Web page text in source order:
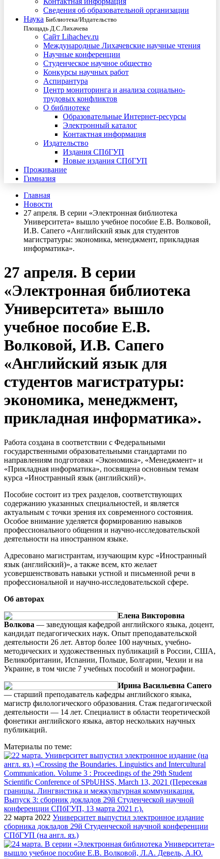
Сведения об образовательной организации
Наука Библиотека/Издательство
Площадь Д.С.Лихачева
Сайт Lihachev.ru
Международные Лихачевские научные чтения
Научные конференции
Студенческое научное общество
Конкурсы научных работ
Аспирантура
Центр мониторинга и анализа социально-
трудовых конфликтов
О библиотеке
Образовательные Интернет-ресурсы
Электронный каталог
Контактная информация
Издательство
Издания СПбГУП
Новые издания СПбГУП
Проживание
Гимназия
Главная
Новости
27 апреля. В серии «Электронная библиотека
Университета» вышло учебное пособие Е.В. Волковой,
И.В. Сапего «Английский язык для студентов
магистратуры: экономика, менеджмент, прикладная
информатика».
27 апреля. В серии
«Электронная библиотека
Университета» вышло
учебное пособие Е.В.
Волковой, И.В. Сапего
«Английский язык для
студентов магистратуры:
экономика, менеджмент,
прикладная информатика».
Работа создана в соответствии с Федеральными
государственными образовательными стандартами по
направлениям подготовки «Экономика», «Менеджмент» и
«Прикладная информатика», посвящена основным темам
курса «Иностранный язык (английский)».
Пособие состоит из трех разделов, соответствующих
содержанию указанных специальностей, и является
актуальным с точки зрения их современного состояния.
Особое внимание уделяется формированию навыков
профессионального общения и научно-исследовательской
деятельности на иностранном языке.
Адресовано магистрантам, изучающим курс «Иностранный
язык (английский)», а также всем, кто желает
усовершенствовать навыки устной и письменной речи в
профессиональной и научно-исследовательской сфере.
Об авторах
Елена Викторовна
Волкова — заведующая кафедрой английского языка, доцент,
кандидат педагогических наук. Опыт преподавательской
деятельности 26 лет. Автор более 100 научных, учебно-
методических и художественных публикаций в России, США,
Великобритании, Испании, Польше, Болгарии, Чехии и на
Украине, в том числе 7 учебных пособий и монографии.
Ирина Васильевна Сапего
— старший преподаватель кафедры английского языка,
магистр филологического образования. Стаж педагогической
деятельности — 14 лет. Специалист в области теоретической
фонетики английского языка, автор нескольких научных
публикаций.
Материалы по теме:
22 марта 2022 Университет выпустил электронное издание
сборника докладов 29й Студенческой научной конференции
СПбГУП (на англ. яз.)